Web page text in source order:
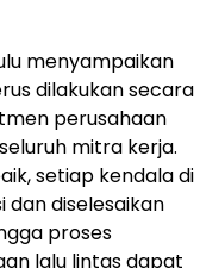
menyampaikan
dilakukan secara
perusahaan
mitra kerja.
setiap kendala di
diselesaikan
proses
lalu lintas dapat